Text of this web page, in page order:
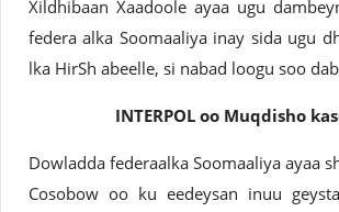
Xildhibaan Xaadoole ayaa ugu
federa alka Soomaaliya inay sida ugu
lka HirSh abeelle, si nabad loogu soo
INTERPOL oo Muqdisho
Dowladda federaalka Soomaaliya ayaa
Cosobow oo ku eedeysan inuu